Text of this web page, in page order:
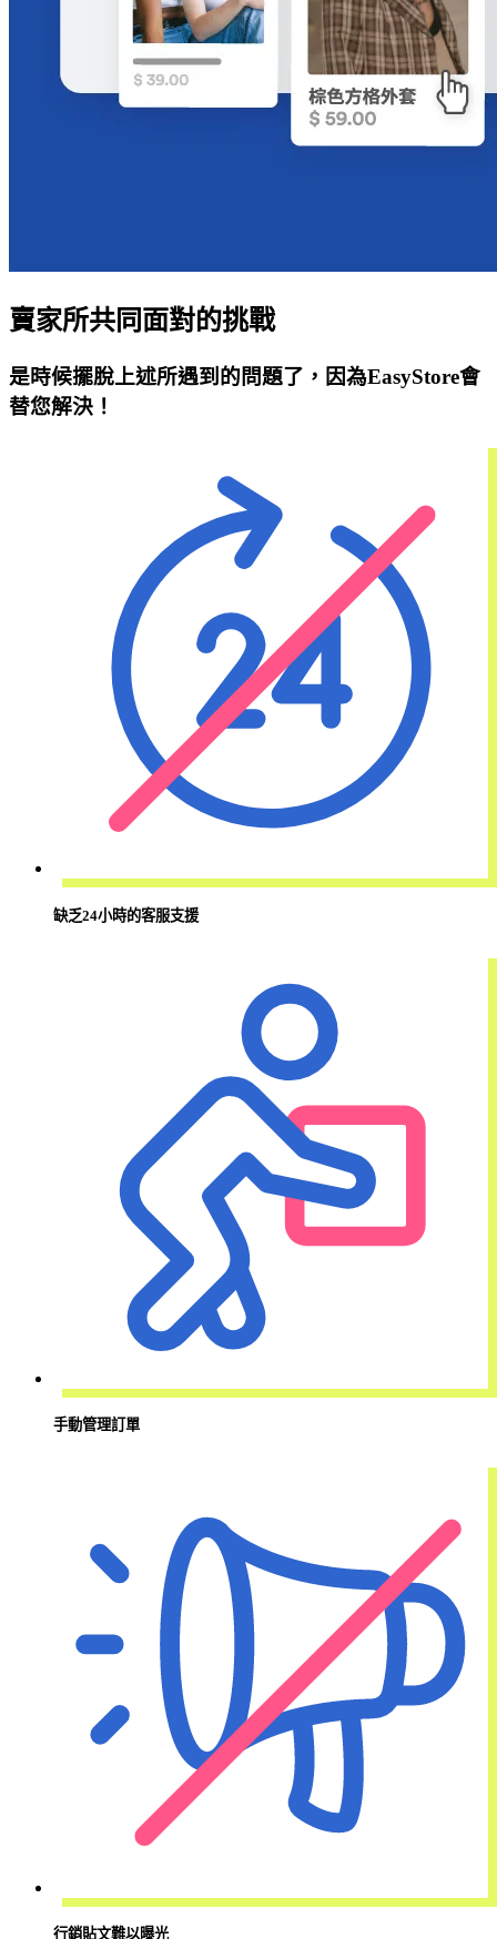
賣家所共同面對的挑戰
是時候擺脫上述所遇到的問題了，因為EasyStore會
替您解決！
缺乏24小時的客服支援
手動管理訂單
行銷貼文難以曝光